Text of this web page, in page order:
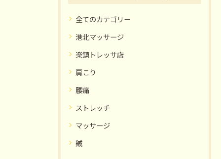
全てのカテゴリー
港北マッサージ
楽鎮トレッサ店
肩こり
腰痛
ストレッチ
マッサージ
鍼